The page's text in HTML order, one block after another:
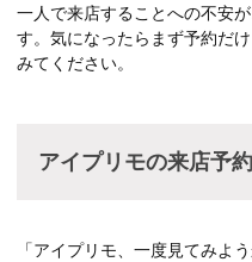
一人で来店することへの不安
す。気になったらまず予約だ
みてください。
アイプリモの来店予
「アイプリモ、一度見てみよ